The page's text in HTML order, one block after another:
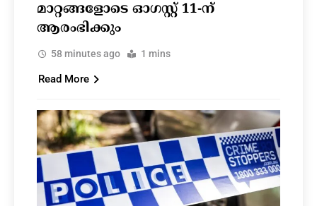
മാറ്റങ്ങളോടെ ഓഗസ്റ്റ് 11-ന്
ആരംഭിക്കും
58 minutes ago 1 mins
Read More